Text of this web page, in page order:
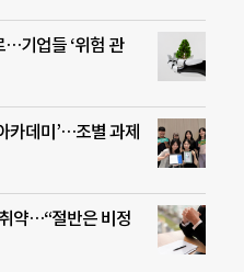
…기업들 ‘위험 관
카데미’…조별 과제
약…“절반은 비정